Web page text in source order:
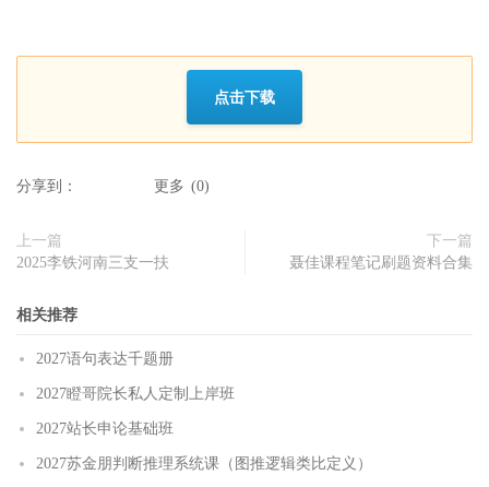
点击下载
分享到： 更多 (0)
上一篇
2025李铁河南三支一扶
下一篇
聂佳课程笔记刷题资料合集
相关推荐
2027语句表达千题册
2027瞪哥院长私人定制上岸班
2027站长申论基础班
2027苏金朋判断推理系统课（图推逻辑类比定义）